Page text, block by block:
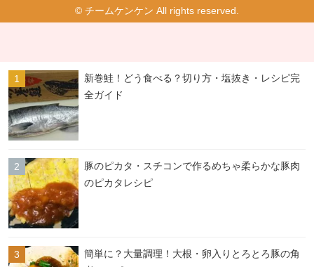
© チームケンケン All rights reserved.
新巻鮭！どう食べる？切り方・塩抜き・レシピ完
全ガイド
豚のピカタ・スチコンで作るめちゃ柔らかな豚肉
のピカタレシピ
簡単に？大量調理！大根・卵入りとろとろ豚の角